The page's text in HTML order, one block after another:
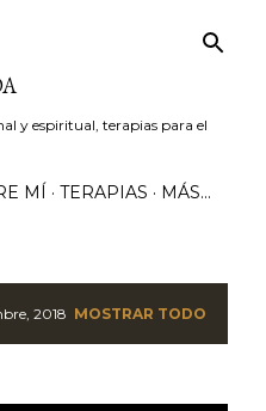
y espiritual, terapias para el
MÍ TERAPIAS MÁS…
2018 MOSTRAR TODO